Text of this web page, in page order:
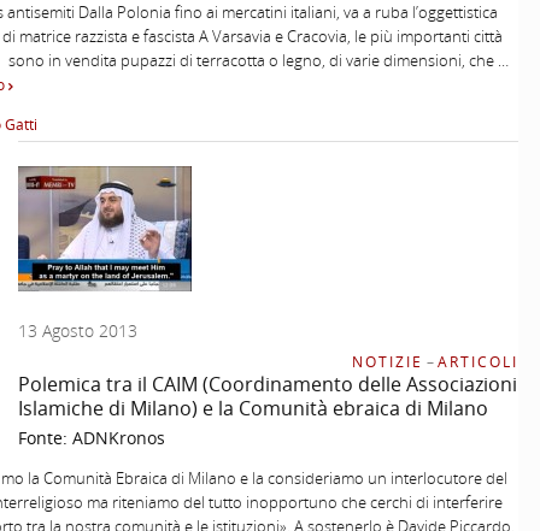
antisemiti Dalla Polonia fino ai mercatini italiani, va a ruba l’oggettistica
matrice razzista e fascista A Varsavia e Cracovia, le più importanti città
sono in vendita pupazzi di terracotta o legno, di varie dimensioni, che …
Gatti
13 Agosto 2013
NOTIZIE –ARTICOLI
Polemica tra il CAIM (Coordinamento delle Associazioni
Islamiche di Milano) e la Comunità ebraica di Milano
Fonte: ADNKronos
la Comunità Ebraica di Milano e la consideriamo un interlocutore del
ma riteniamo del tutto inopportuno che cerchi di interferire
tra la nostra comunità e le istituzioni». A sostenerlo è Davide Piccardo,